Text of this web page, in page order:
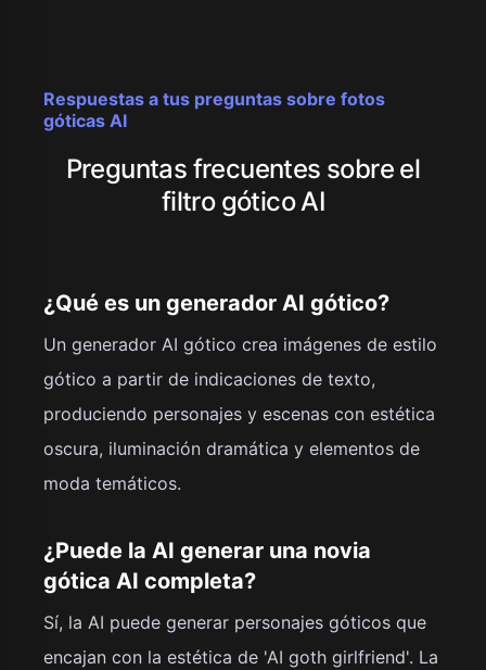
Respuestas a tus preguntas sobre fotos
góticas AI
Preguntas frecuentes sobre el
filtro gótico AI
¿Qué es un generador AI gótico?
Un generador AI gótico crea imágenes de estilo
gótico a partir de indicaciones de texto,
produciendo personajes y escenas con estética
oscura, iluminación dramática y elementos de
moda temáticos.
¿Puede la AI generar una novia
gótica AI completa?
Sí, la AI puede generar personajes góticos que
encajan con la estética de 'AI goth girlfriend'. La